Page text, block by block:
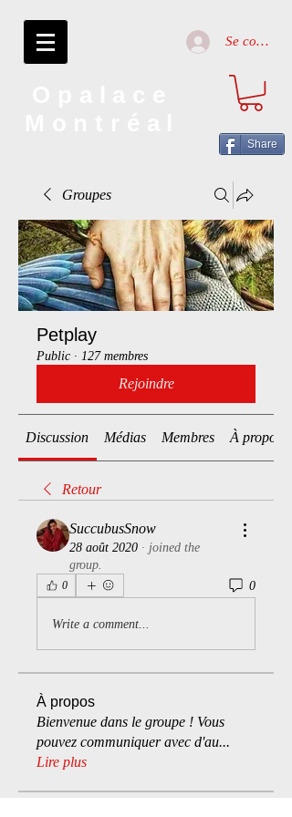
Se connecter
Share
Groupes
Petplay
Public · 127 membres
Rejoindre
Discussion Médias Membres À propos
Retour
SuccubusSnow
28 août 2020 · joined the
group.
0 0
Write a comment...
À propos
Bienvenue dans le groupe ! Vous
pouvez communiquer avec d'au...
Lire plus